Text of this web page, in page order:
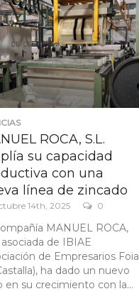
ROCA, S.L.
su capacidad
con una
línea de zincado
14th, 2025 0
MANUEL ROCA,
asociada de IBIAE
de Empresarios Foia
ha dado un nuevo
en su crecimiento con la...